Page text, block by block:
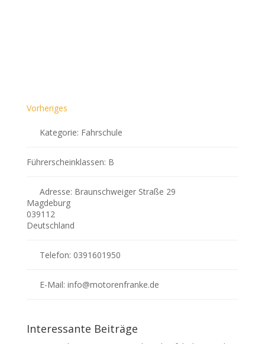
Vorheriges
Kategorie: Fahrschule
Führerscheinklassen: B
Adresse: Braunschweiger Straße 29
Magdeburg
039112
Deutschland
Telefon: 0391601950
E-Mail: info@motorenfranke.de
Interessante Beiträge